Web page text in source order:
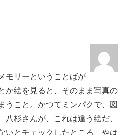
モリーということばが
か絵を見ると、そのまま写真の
うこと。かつてミンパクで、図
八杉さんが、これは違う絵だ、
いとチェックしたところ、やは